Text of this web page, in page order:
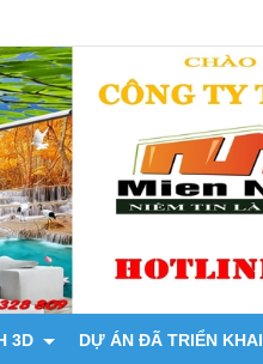
3D DỰ ÁN ĐÃ TRIỂN KHAI